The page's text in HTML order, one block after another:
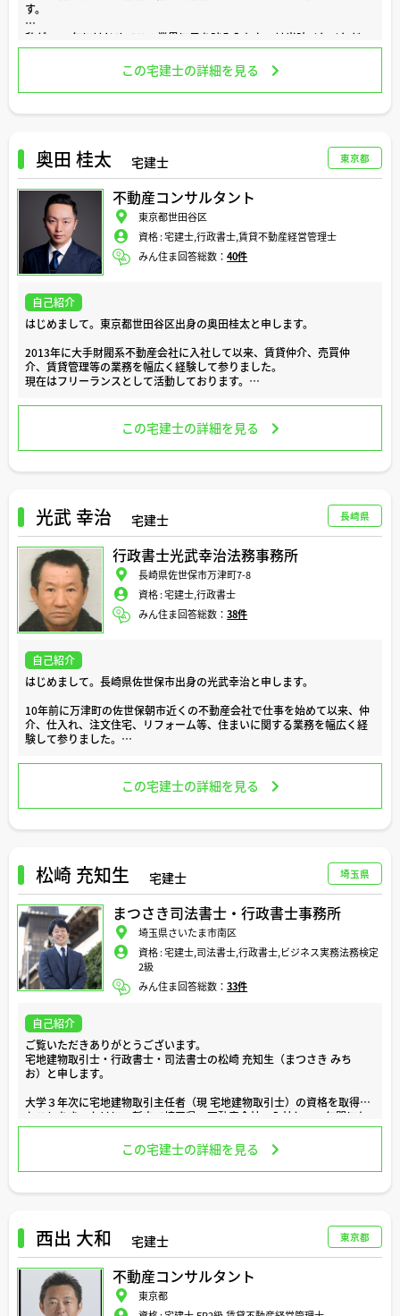
す。
私が2005年にはじめてこの業界に足を踏み入れたのは当時イケイケだ
った新興不動産企業で、ファンドバブルの波に乗りビッグプロジェクト
を手掛ける不動産再生＆転売会社でしたが、2008年のリーマンショッ
クであっけなく散りました。
務を経験することになり、今では不動産の全ジャンルを経験してきたこ
とが私のキャリアの特徴となっています。
大手の不動産会社に入社して勤め上げたエリート社員と真逆の半端者の
極みですが、良い方に捉えれば横断的な不動産スキルと言えるのではな
いでしょうか。
よりリアルに実務に即したかたちでアドバイスさせていただければと思
いますのでよろしくお願い致します。
この宅建士の詳細を見る
奥田 桂太 宅建士 東京都
不動産コンサルタント
東京都世田谷区
資格 :宅建士,行政書士,賃貸不動産経営管理士
みん住ま回答総数：40件
自己紹介
はじめまして。東京都世田谷区出身の奥田桂太と申します。
2013年に大手財閥系不動産会社に入社して以来、賃貸仲介、売買仲
介、賃貸管理等の業務を幅広く経験して参りました。
現在はフリーランスとして活動しております。
家を売る、買う、借りる、引っ越す、等の住まいに関するイベントは、
お客様にとって心に残る思い出となる出来事であり、また、より豊かな
人生へとステップアップして頂くための大切な節目でもあります。
日々の業務では、お客様の「安心」と「理想」を第一に、ご要望を丁寧
にお聞かせ頂いた上でお客様にどのようなご提案をすればより幸せにな
って頂けるかということを常に心がけております。
地域の最新情報など、気になる事がございましたら、どのような些細な
ことでもお気軽にご相談ください。
どうぞよろしくお願い致します。
この宅建士の詳細を見る
光武 幸治 宅建士 長崎県
行政書士光武幸治法務事務所
長崎県佐世保市万津町7-8
資格 :宅建士,行政書士
みん住ま回答総数：38件
自己紹介
はじめまして。長崎県佐世保市出身の光武幸治と申します。
10年前に万津町の佐世保朝市近くの不動産会社で仕事を始めて以来、仲
介、仕入れ、注文住宅、リフォーム等、住まいに関する業務を幅広く経
験して参りました。
家を売る、買う、借りる、引っ越す、等の住まいに関するイベントは、
お客様にとって心に残る思い出となる出来事であり、また、より豊かな
人生へとステップアップして頂くための大切な節目でもあります。
日々の業務では、お客様の「安心」と「理想」を第一に、ご要望を丁寧
にお聞かせ頂いた上でお客様にどのようなご提案をすればより幸せにな
って頂けるかということを常に心がけております。
住宅ローンやリフォーム、地域の最新情報など、気になる事がございま
したら、どのような些細なことでもお気軽にご相談ください。
どうぞよろしくお願い致します。
この宅建士の詳細を見る
松崎 充知生 宅建士 埼玉県
まつさき司法書士・行政書士事務所
埼玉県さいたま市南区
資格 :宅建士,司法書士,行政書士,ビジネス実務法務検定
2級
みん住ま回答総数：33件
自己紹介
ご覧いただきありがとうございます。
宅地建物取引士・行政書士・司法書士の松崎 充知生（まつさき みち
お）と申します。
大学３年次に宅地建物取引主任者（現 宅地建物取引士）の資格を取得し
たことをきっかけに、新卒で埼玉県の不動産会社へ入社し、９年間にわ
たり営業職として従事してまいりました。
不動産売買の仲介部門にて、累計４００件を超える契約実績を積むとと
もに、新築分譲マンションの販売会社への社外出向も経験し、その後、
行政書士・司法書士へ転身いたしました。
・相続登記をはじめとした相続手続全般
・遺言書作成のサポート
・売買契約書等の作成、内容チェック
・法人売買手続、会社の登記手続全般
・外国人の方の在留資格（ビザ）申請、永住許可申請の取次業務
・古物商許可申請
この宅建士の詳細を見る
西出 大和 宅建士 東京都
不動産コンサルタント
東京都